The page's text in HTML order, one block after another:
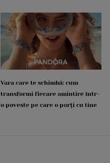
Vara care te schimbă: cum
transformi fiecare amintire într-
o poveste pe care o porți cu tine